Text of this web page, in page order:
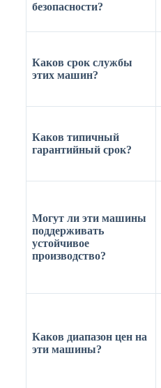
безопасности?
Каков срок службы
этих машин?
Каков типичный
гарантийный срок?
Могут ли эти машины
поддерживать
устойчивое
производство?
Каков диапазон цен на
эти машины?